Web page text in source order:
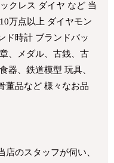
クレス ダイヤ など 当
万点以上 ダイヤモン
ド時計 ブランドバッ
、メダル、古銭、古
器、鉄道模型 玩具、
董品など 様々なお品
店のスタッフが伺い、